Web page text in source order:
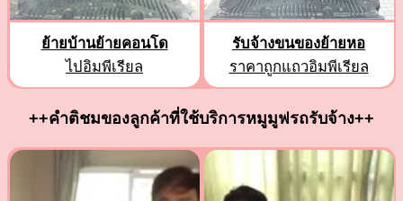
ย้ายบ้านย้ายคอนโด
ไปอิมพีเรียล
รับจ้างขนของย้ายหอ
ราคาถูกแถวอิมพีเรียล
++คำติชมของลูกค้าที่ใช้บริการหมูมูฟรถรับจ้าง++